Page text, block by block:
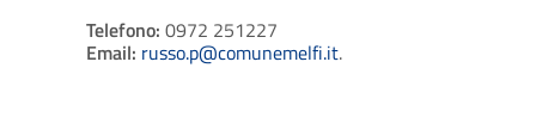
Telefono: 0972 251227
Email: russo.p@comunemelfi.it.